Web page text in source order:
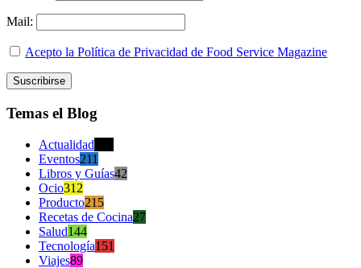
Mail:
Acepto la Política de Privacidad de Food Service Magazine
Temas el Blog
Actualidad
Eventos211
Libros y Guías42
Ocio312
Producto215
Recetas de Cocina27
Salud144
Tecnología151
Viajes89